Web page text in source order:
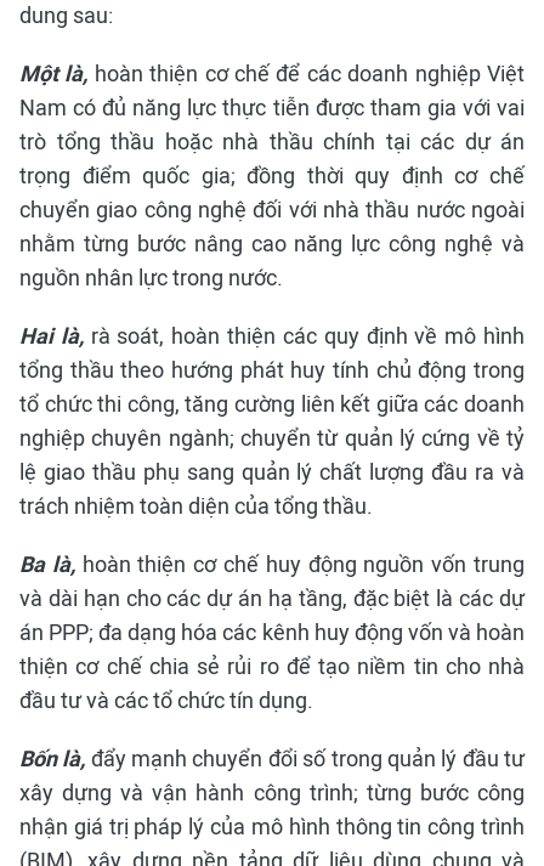
dung sau:
Một là, hoàn thiện cơ chế để các doanh nghiệp Việt
Nam có đủ năng lực thực tiễn được tham gia với vai
trò tổng thầu hoặc nhà thầu chính tại các dự án
trọng điểm quốc gia; đồng thời quy định cơ chế
chuyển giao công nghệ đối với nhà thầu nước ngoài
nhằm từng bước nâng cao năng lực công nghệ và
nguồn nhân lực trong nước.
Hai là, rà soát, hoàn thiện các quy định về mô hình
tổng thầu theo hướng phát huy tính chủ động trong
tổ chức thi công, tăng cường liên kết giữa các doanh
nghiệp chuyên ngành; chuyển từ quản lý cứng về tỷ
lệ giao thầu phụ sang quản lý chất lượng đầu ra và
trách nhiệm toàn diện của tổng thầu.
Ba là, hoàn thiện cơ chế huy động nguồn vốn trung
và dài hạn cho các dự án hạ tầng, đặc biệt là các dự
án PPP; đa dạng hóa các kênh huy động vốn và hoàn
thiện cơ chế chia sẻ rủi ro để tạo niềm tin cho nhà
đầu tư và các tổ chức tín dụng.
Bốn là, đẩy mạnh chuyển đổi số trong quản lý đầu tư
xây dựng và vận hành công trình; từng bước công
nhận giá trị pháp lý của mô hình thông tin công trình
(BIM), xây dựng nền tảng dữ liệu dùng chung và